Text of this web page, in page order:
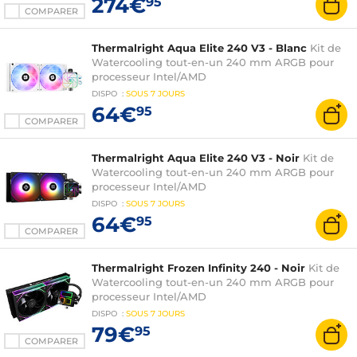
COMPARER 274€
COMPARER
Thermalright Aqua Elite 240 V3 - Blanc Kit de
Watercooling tout-en-un 240 mm ARGB pour
processeur Intel/AMD
DISPO : SOUS 7 JOURS
64€95
COMPARER
Thermalright Aqua Elite 240 V3 - Noir Kit de
Watercooling tout-en-un 240 mm ARGB pour
processeur Intel/AMD
DISPO : SOUS 7 JOURS
64€95
COMPARER
Thermalright Frozen Infinity 240 - Noir Kit de
Watercooling tout-en-un 240 mm ARGB pour
processeur Intel/AMD
DISPO : SOUS 7 JOURS
79€95